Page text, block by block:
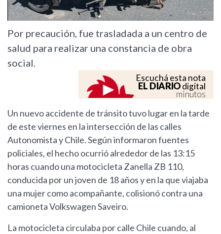
Por precaución, fue trasladada a un centro de
salud para realizar una constancia de obra
social.
Escuchá esta nota
EL DIARIOdigital
minutos
Un nuevo accidente de tránsito tuvo lugar en la tarde
de este viernes en la intersección de las calles
Autonomista y Chile. Según informaron fuentes
policiales, el hecho ocurrió alrededor de las 13:15
horas cuando una motocicleta Zanella ZB 110,
conducida por un joven de 18 años y en la que viajaba
una mujer como acompañante, colisionó contra una
camioneta Volkswagen Saveiro.
La motocicleta circulaba por calle Chile cuando, al